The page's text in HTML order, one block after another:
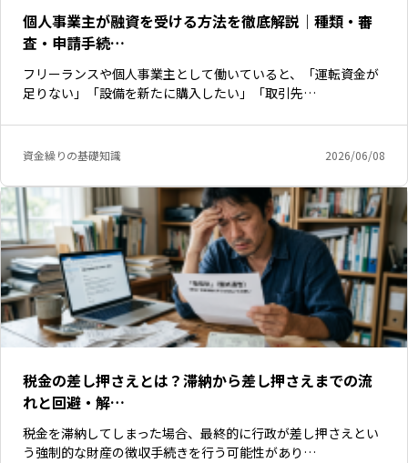
個人事業主が融資を受ける方法を徹底解説｜種類・審
査・申請手続…
フリーランスや個人事業主として働いていると、「運転資金が
足りない」「設備を新たに購入したい」「取引先…
資金繰りの基礎知識 2026/06/08
税金の差し押さえとは？滞納から差し押さえまでの流
れと回避・解…
税金を滞納してしまった場合、最終的に行政が差し押さえとい
う強制的な財産の徴収手続きを行う可能性があり…